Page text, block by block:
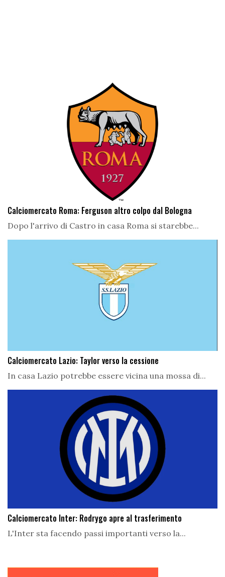
Calciomercato Roma: Ferguson altro colpo dal Bologna
Dopo l'arrivo di Castro in casa Roma si starebbe...
Calciomercato Lazio: Taylor verso la cessione
In casa Lazio potrebbe essere vicina una mossa di...
Calciomercato Inter: Rodrygo apre al trasferimento
L'Inter sta facendo passi importanti verso la...